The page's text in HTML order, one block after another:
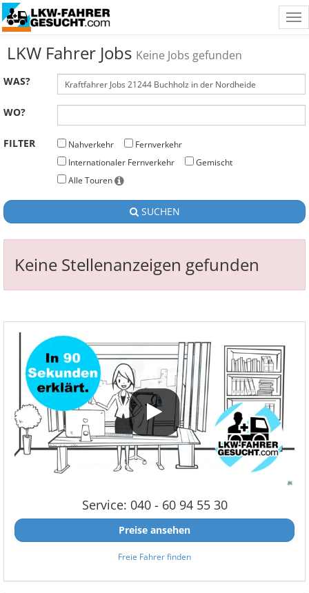
LKW Fahrer Jobs Keine Jobs gefunden
WAS?
WO?
FILTER Nahverkehr
Fernverkehr
Internationaler Fernverkehr
Gemischt
Alle Touren
SUCHEN
Keine Stellenanzeigen gefunden
Service: 040 - 60 94 55 30
Preise ansehen
Freie Fahrer finden